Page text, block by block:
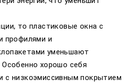
то пластиковые окна с
профилями и
уменьшают
хорошо себя
с низкоэмиссивным покрытием